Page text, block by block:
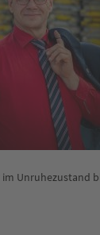
Unruhezustand